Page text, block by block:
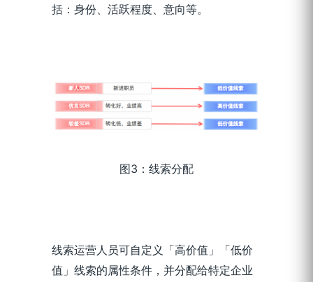
括：身份、活跃程度、意向等。
图3：线索分配
线索运营人员可自定义「高价值」「低价
值」线索的属性条件，并分配给特定企业